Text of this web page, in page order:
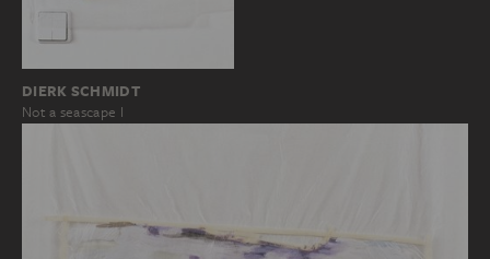
DIERK SCHMIDT
Not a seascape I